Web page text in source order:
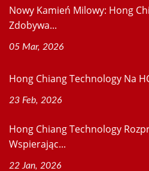
Nowy Kamień Milowy: Hong
Zdobywa...
05 Mar, 2026
Hong Chiang Technology Na
23 Feb, 2026
Hong Chiang Technology
Wspierając...
22 Jan, 2026